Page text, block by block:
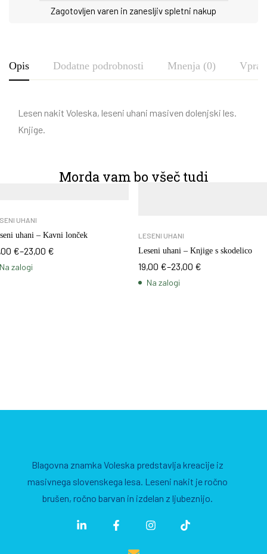
Zagotovljen varen in zanesljiv spletni nakup
Opis Dodatne podrobnosti Mnenja (0)
Lesen nakit Voleska, leseni uhani masiven dolenjski les.
Knjige.
Morda vam bo všeč tudi
UHANI
uhani – Kavni lonček
€–23,00 €
Na zalogi
LESENI UHANI
Leseni uhani – Knjige s skodelico
19,00 €–23,00 €
Na zalogi
Blagovna znamka Voleska predstavlja kreacije iz
masivnega slovenskega lesa. Leseni nakit je ročno
brušen, ročno barvan in izdelan z ljubeznijo.